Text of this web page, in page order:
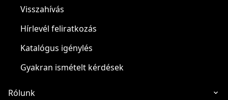
Visszahívás
Hírlevél feliratkozás
Katalógus igénylés
Gyakran ismételt kérdések
Rólunk